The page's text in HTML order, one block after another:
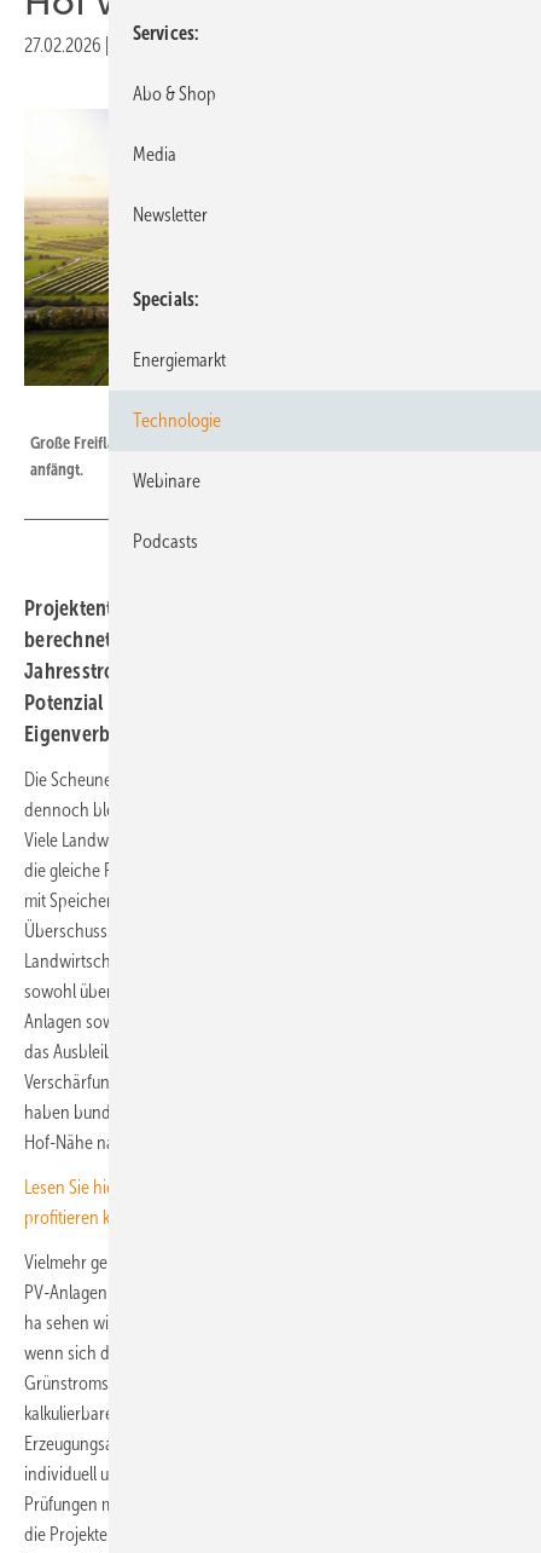
27.02.2026 Druckvorschau
Große Freiflächen-PV mit Speicher rentiert sich, wenn man es richtig
anfängt.
Projektentwickler haben 28 Szenarien von Biogashöfen
berechnet, die sich insbesondere in ihrem
Jahresstromverbrauch und dem verfügbaren PV-
Potenzial unterscheiden. Zentrales Kriterium war die
Eigenverbrauchsquote.
Die Scheunendächer sind seit Jahren mit Modulen belegt und
dennoch bleibt am Ende des Monats eine saftige Stromrechnung.
Viele Landwirte und Flächeneigentümer stellen sich deshalb gerade
die gleiche Frage: Lohnt sich auf meinen Flächen eine Agri-PV-Anlage
mit Speicher oder produziert sie am Ende einfach nur
Überschussstrom, der kein Geld bringt? Wie so oft: Es kommt drauf an.
Landwirtschaftliche Betriebe konnten sich in den letzten zwei Jahren
sowohl über die baurechtliche Privilegierung von 2,5 ha Agri-PV-
Anlagen sowie das Solarpaket 1 – temporär zu Recht - freuen. Doch
das Ausbleiben der Genehmigung für das Solarpaket sowie neue
Verschärfungen vor allem über das Solarspitzengesetz bzw. § 51 EEG
haben bundesweit die Euphorie über Eigeninvestitionsprojekte in
Hof-Nähe nahezu zunichte gemacht.
Lesen Sie hier mehr darüber, wie die Landwirtschaft von Agri-PV
profitieren kann
Vielmehr geht die Tendenz insgesamt klar wieder zu größeren Agri-
PV-Anlagen. Ab einer zusammenhängenden Fläche von acht bis neun
ha sehen wir meistens rentable Projekte für alle Beteiligten. Auch
wenn sich diese Anlagen nur noch in Co-Location mit
Grünstromspeichern wirklich rentieren. Die alte Welt mit
kalkulierbaren EEG-Einspeisevergütungen über 20 Jahre für eine
Erzeugungsanlage ist vorbei. Das Unternehmen prüft jeden Einzelfall
individuell und übernimmt die Kommunikation sowie Netzkapazitäts-
Prüfungen mit dem hiesigen Netzbetreiber, meistens das Nadelöhr für
die Projekte.
Services
Abo & Shop
Media
Newsletter
Specials
Energiemarkt
Technologie
Webinare
Podcasts